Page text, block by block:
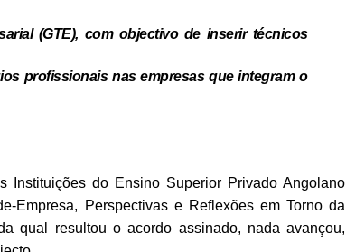
(GTE), com objectivo de inserir técnicos
profissionais nas empresas que integram o
Instituições do Ensino Superior Privado Angolano
Empresa, Perspectivas e Reflexões em Torno da
qual resultou o acordo assinado, nada avançou,